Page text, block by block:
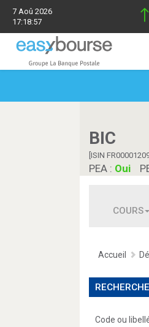
7 Aoû 2026
17:18:57
BIC
[ISIN
PEA : Oui
COURS
Accueil
Code ou